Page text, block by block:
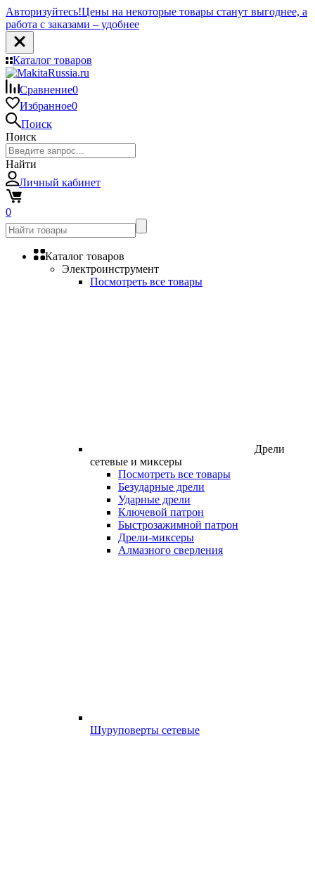
Авторизуйтесь!Цены на некоторые товары станут выгоднее, а
работа с заказами – удобнее
Каталог товаров
Сравнение0
Избранное0
Поиск
Поиск
Найти
Личный кабинет
0
Каталог товаров
Электроинструмент
Посмотреть все товары
Дрели
сетевые и миксеры
Посмотреть все товары
Безударные дрели
Ударные дрели
Ключевой патрон
Быстрозажимной патрон
Дрели-миксеры
Алмазного сверления
Шуруповерты сетевые